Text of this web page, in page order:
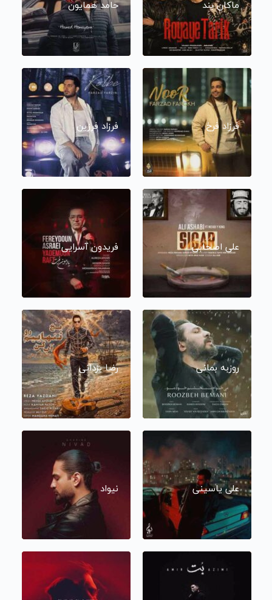
ماکان بند حامد همایون
فرزاد فرخ فرزاد فرزین
علی اصحابی فریدون آسرایی
روزبه بمانی رضا یزدانی
علی یاسینی نیواد